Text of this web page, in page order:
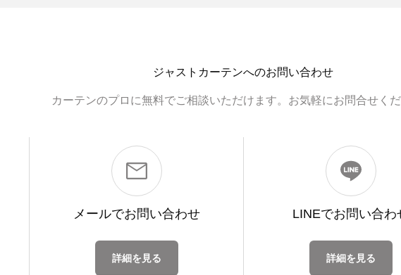
ジャストカーテンへのお問い合わせ
カーテンのプロに無料でご相談いただけます。お気軽にお問合せくだ
メールでお問い合わせ
詳細を見る
LINEでお問い合わ
詳細を見る